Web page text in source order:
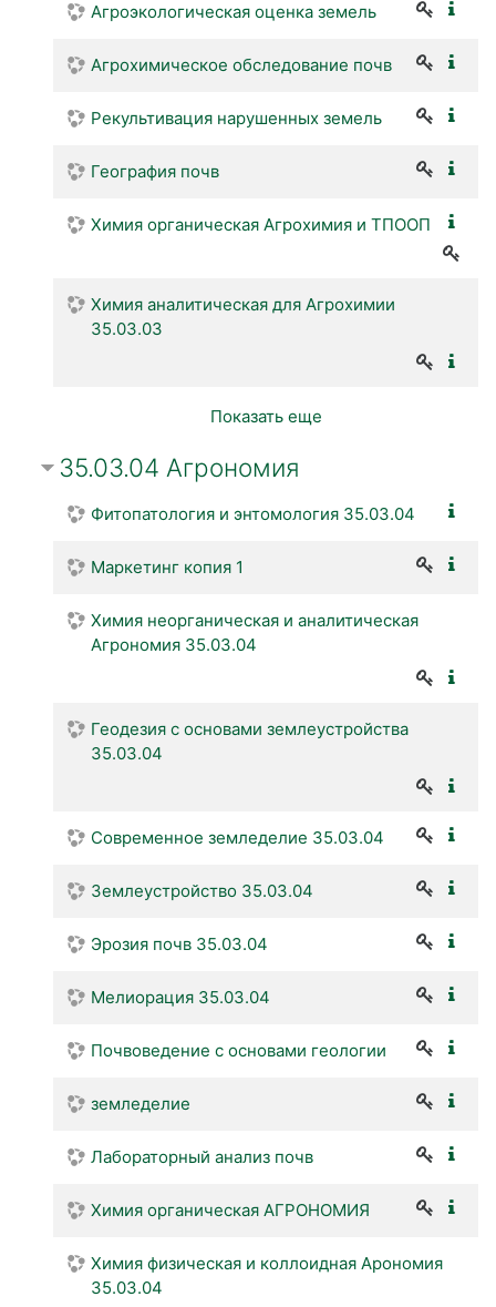
Агроэкологическая оценка земель
Агрохимическое обследование почв
Рекультивация нарушенных земель
География почв
Химия органическая Агрохимия и ТПООП
Химия аналитическая для Агрохимии
35.03.03
Показать еще
35.03.04 Агрономия
Фитопатология и энтомология 35.03.04
Маркетинг копия 1
Химия неорганическая и аналитическая
Агрономия 35.03.04
Геодезия с основами землеустройства
35.03.04
Современное земледелие 35.03.04
Землеустройство 35.03.04
Эрозия почв 35.03.04
Мелиорация 35.03.04
Почвоведение с основами геологии
земледелие
Лабораторный анализ почв
Химия органическая АГРОНОМИЯ
Химия физическая и коллоидная Арономия
35.03.04